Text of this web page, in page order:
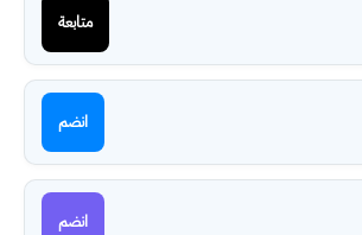
متابعة
انضم
انضم